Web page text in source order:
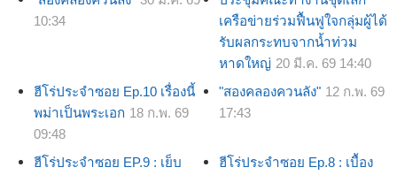
10:34
เครือข่ายร่วมฟื้นฟูใจกลุ่มผู้ได้
รับผลกระทบจากน้ำท่วม
หาดใหญ่ 20 มี.ค. 69 14:40
ฮีโร่ประจำซอย Ep.10 เรื่องนี้
พม่าเป็นพระเอก 18 ก.พ. 69
09:48
"สองคลองควนลัง" 12 ก.พ. 69
17:43
ฮีโร่ประจำซอย EP.9 : เย็บ
ฮีโร่ประจำซอย Ep.8 : เบื้อง